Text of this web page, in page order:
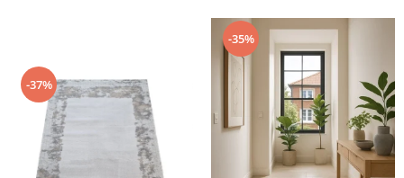
-37%
-35%